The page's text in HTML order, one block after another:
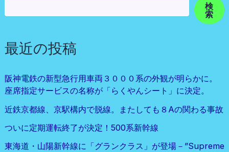
検
索
最近の投稿
阪神電鉄の新型急行用車両３０００系の外観が明らかに。
座席指定サービスの名称が「らくやんシート」に決定。
近鉄京都線、京駅構内で脱線。またしても８Aの関わる事故
ついに定期運転終了が決定！500系新幹線
東海道・山陽新幹線に「グランクラス」が登場－”Supreme